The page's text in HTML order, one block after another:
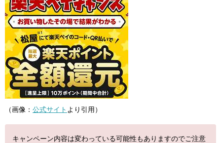
（画像： 公式サイト より引用）
キャンペーン内容は変わっている可能性もありますのでご注意